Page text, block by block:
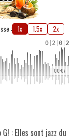
: 1x 1.5x 2x
0 2 0 2
00:07
: Elles sont jazz du